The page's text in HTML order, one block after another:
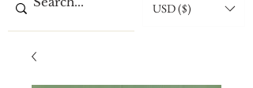
USD ($)